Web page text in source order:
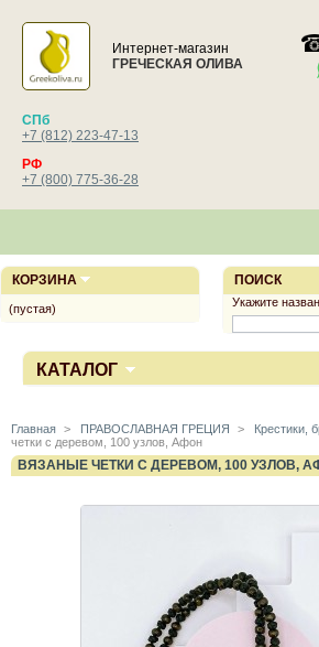
Интернет-магазин
ГРЕЧЕСКАЯ ОЛИВА
СПб
+7 (812) 223-47-13
РФ
+7 (800) 775-36-28
КАТАЛОГ
Главная > ПРАВОСЛАВНАЯ ГРЕЦИЯ > Крестики,
четки с деревом, 100 узлов, Афон
ВЯЗАНЫЕ ЧЕТКИ С ДЕРЕВОМ, 100 УЗЛОВ,
ПОИСК
Укажите
КОРЗИНА
(пустая)